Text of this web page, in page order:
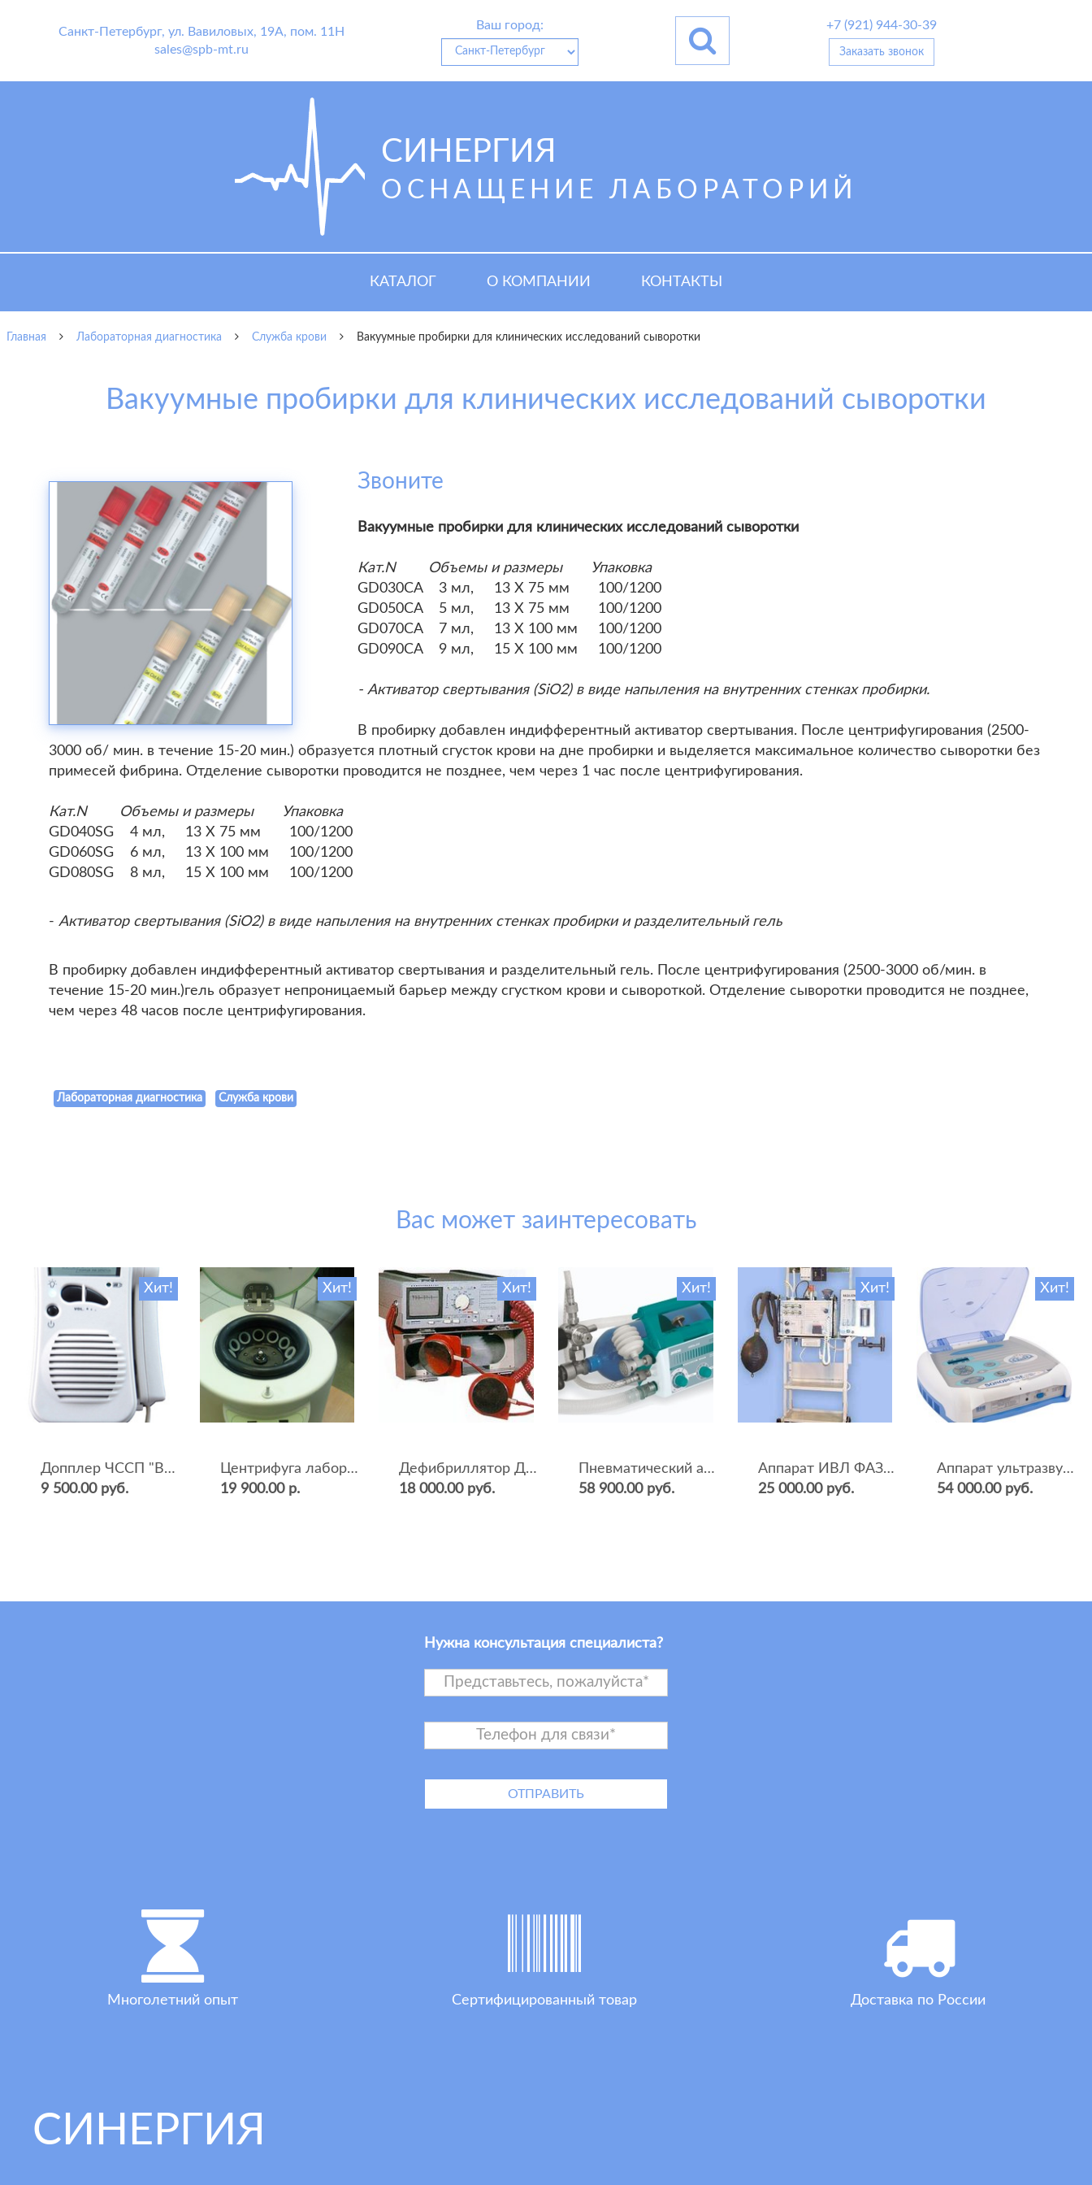
Санкт-Петербург, ул. Вавиловых, 19А, пом. 11Н
sales@spb-mt.ru
Ваш город: +7 (921) 944-30-39
Заказать звонок
СИНЕРГИЯ
ОСНАЩЕНИЕ ЛАБОРАТОРИЙ
КАТАЛОГ О КОМПАНИИ КОНТАКТЫ
Главная Лабораторная диагностика Служба крови Вакуумные пробирки для клинических исследований сыворотки
Вакуумные пробирки для клинических исследований сыворотки
Звоните
Вакуумные пробирки для клинических исследований сыворотки
Кат.N Объемы и размеры Упаковка
GD030CA 3 мл, 13 Х 75 мм 100/1200
GD050CA 5 мл, 13 Х 75 мм 100/1200
GD070CA 7 мл, 13 Х 100 мм 100/1200
GD090CA 9 мл, 15 Х 100 мм 100/1200
- Активатор свертывания (SiO2) в виде напыления на внутренних стенках пробирки.
В пробирку добавлен индифферентный активатор свертывания. После центрифугирования (2500-
3000 об/ мин. в течение 15-20 мин.) образуется плотный сгусток крови на дне пробирки и выделяется максимальное количество сыворотки без
примесей фибрина. Отделение сыворотки проводится не позднее, чем через 1 час после центрифугирования.
Кат.N Объемы и размеры Упаковка
GD040SG 4 мл, 13 Х 75 мм 100/1200
GD060SG 6 мл, 13 Х 100 мм 100/1200
GD080SG 8 мл, 15 Х 100 мм 100/1200
- Активатор свертывания (SiO2) в виде напыления на внутренних стенках пробирки и разделительный гель
В пробирку добавлен индифферентный активатор свертывания и разделительный гель. После центрифугирования (2500-3000 об/мин. в
течение 15-20 мин.)гель образует непроницаемый барьер между сгустком крови и сывороткой. Отделение сыворотки проводится не позднее,
чем через 48 часов после центрифугирования.
Лабораторная диагностика Служба крови
Вас может заинтересовать
Хит!
Допплер ЧССП "BF-500++" (фетальный, ультразвуковой)
9 500.00 руб.
Хит!
Центрифуга лабораторная СМ-12 (4000 об.мин, 12 пробирок)
19 900.00 р.
Хит!
Дефибриллятор ДКИ-Н-04
18 000.00 руб.
Хит!
Пневматический аппарат ИВЛ и оксигенотерапии портативный АИВЛп-2/20-«ТМТ»
58 900.00 руб.
Хит!
Аппарат ИВЛ ФАЗА-5НР
25 000.00 руб.
Хит!
Аппарат ультразвуковой терапии Sonopulse (мультичастотный 1 и 3 Мгц)
54 000.00 руб.
Нужна консультация специалиста?
Многолетний опыт Сертифицированный товар Доставка по России
СИНЕРГИЯ